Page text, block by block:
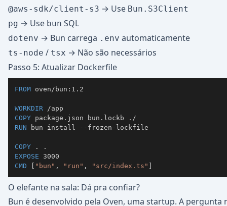
@aws-sdk/client-s3 → Use Bun.S3Client
pg → Use bun SQL
dotenv → Bun carrega .env automaticamente
ts-node / tsx → Não são necessários
Passo 5: Atualizar Dockerfile
FROM oven/bun:1.2
WORKDIR /app
COPY package.json bun.lockb ./
RUN bun install --frozen-lockfile
COPY . .
EXPOSE 3000
CMD [ "bun" , "run" , "src/index.ts" ]
O elefante na sala: Dá pra confiar?
Bun é desenvolvido pela Oven, uma startup. A pergunta